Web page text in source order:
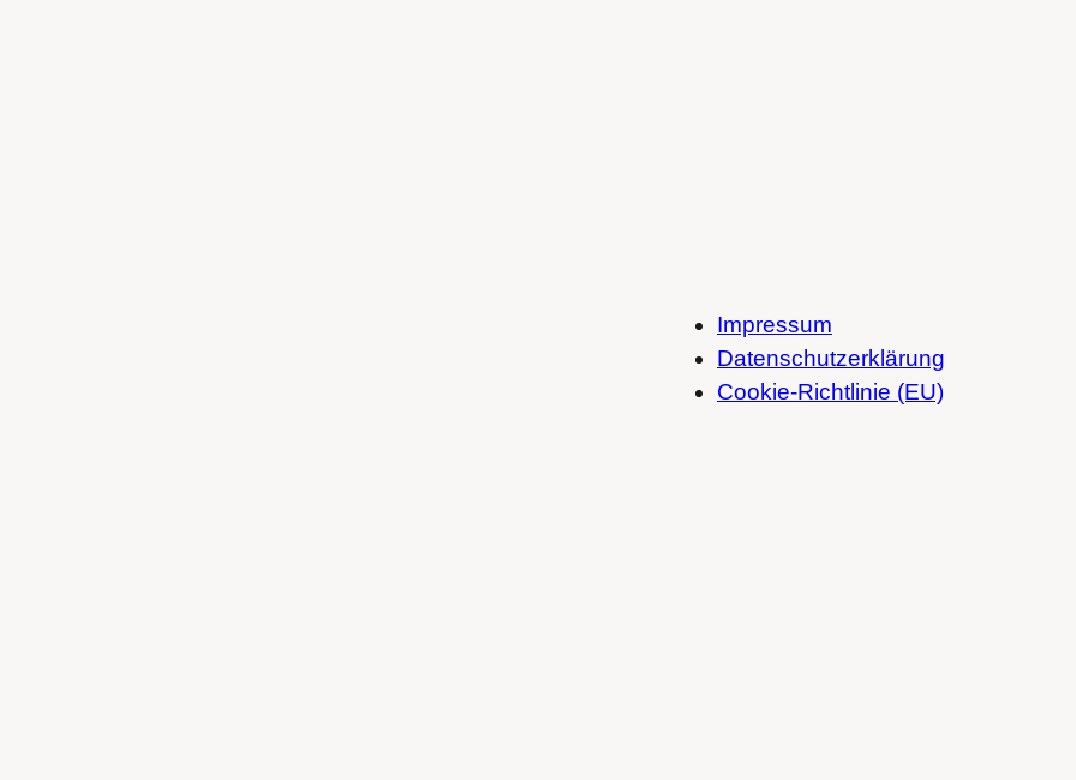
Impressum
Datenschutzerklärung
Cookie-Richtlinie (EU)